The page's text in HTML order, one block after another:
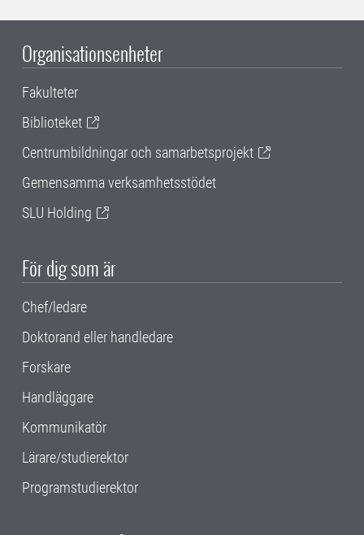
Organisationsenheter
Fakulteter
Biblioteket
Centrumbildningar och samarbetsprojekt
Gemensamma verksamhetsstödet
SLU Holding
För dig som är
Chef/ledare
Doktorand eller handledare
Forskare
Handläggare
Kommunikatör
Lärare/studierektor
Programstudierektor